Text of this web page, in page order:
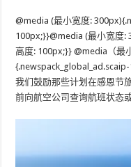
@media (最小宽度:
100px;}}@media (最小宽度:
高度: 100px;}} @media（最
我们鼓励那些计划在感恩节
前向航空公司查询航班状态